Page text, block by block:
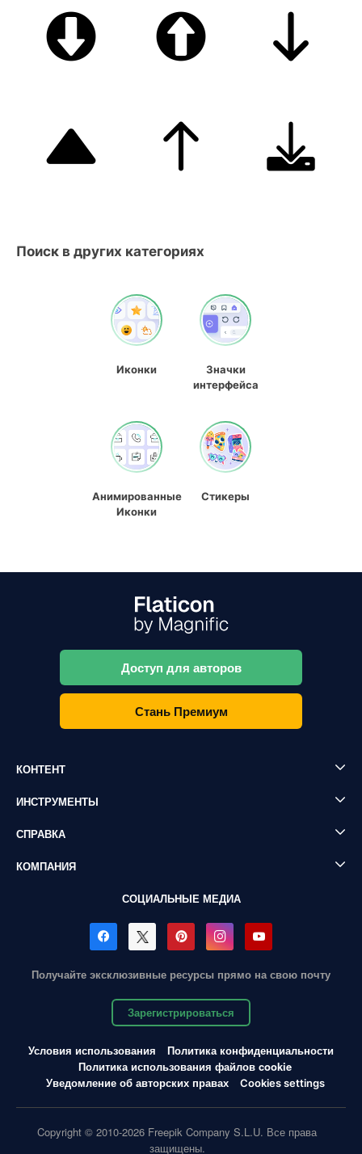
Поиск в других категориях
Иконки
Значки
интерфейса
Анимированные
Иконки
Стикеры
Доступ для авторов
Стань Премиум
КОНТЕНТ
ИНСТРУМЕНТЫ
СПРАВКА
КОМПАНИЯ
СОЦИАЛЬНЫЕ МЕДИА
Получайте эксклюзивные ресурсы прямо на свою почту
Зарегистрироваться
Условия использования
Политика конфиденциальности
Политика использования файлов cookie
Уведомление об авторских правах
Cookies settings
Copyright © 2010-2026 Freepik Company S.L.U. Все права
защищены.